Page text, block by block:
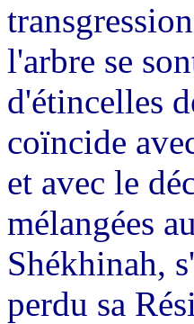
l'arbre se
d'étincelles
coïncide
et avec le
mélangées
Shékhinah,
perdu sa